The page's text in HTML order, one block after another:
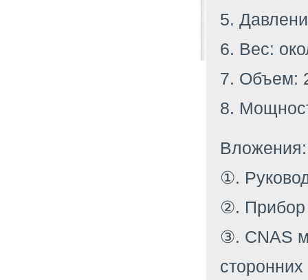
5.
6. Вес:
7. Объем:
8.
Вложения:
①.
②. Прибор
③. CNAS